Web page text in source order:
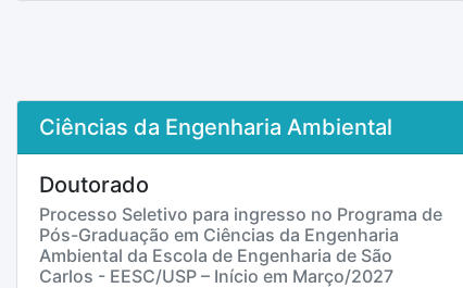
Ciências da Engenharia Ambiental
Doutorado
Processo Seletivo para ingresso no Programa de
Pós-Graduação em Ciências da Engenharia
Ambiental da Escola de Engenharia de São
Carlos - EESC/USP – Início em Março/2027